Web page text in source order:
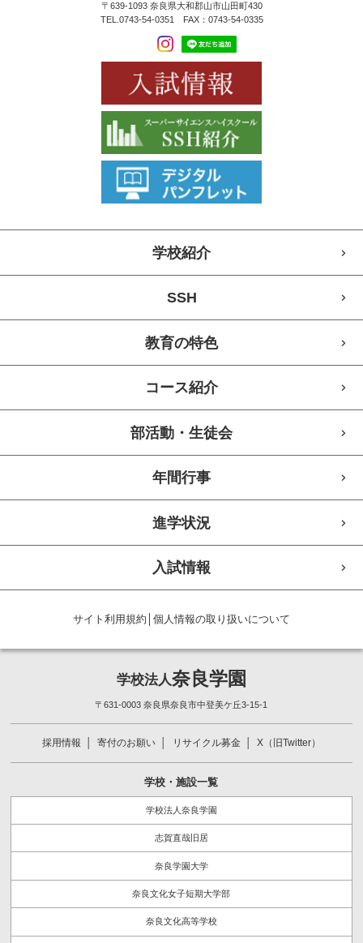
〒639-1093 奈良県大和郡山市山田町430
TEL.0743-54-0351 FAX：0743-54-0335
学校紹介
SSH
教育の特色
コース紹介
部活動・生徒会
年間行事
進学状況
入試情報
サイト利用規約 個人情報の取り扱いについて
学校法人奈良学園
〒631-0003 奈良県奈良市中登美ケ丘3-15-1
採用情報 寄付のお願い リサイクル募金 X（旧Twitter）
学校・施設一覧
学校法人奈良学園
志賀直哉旧居
奈良学園大学
奈良文化女子短期大学部
奈良文化高等学校